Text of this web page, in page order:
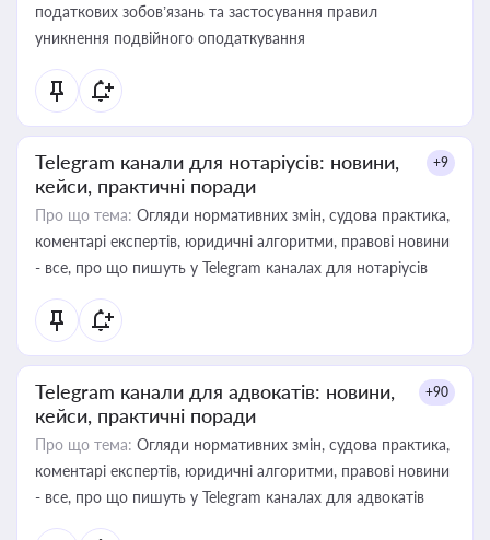
податкових зобов’язань та застосування правил
уникнення подвійного оподаткування
Telegram канали для нотаріусів: новини,
кейси, практичні поради
+9
Про що тема: Огляди нормативних змін, судова практика,
коментарі експертів, юридичні алгоритми, правові новини
- все, про що пишуть у Telegram каналах для нотаріусів
Telegram канали для адвокатів: новини,
кейси, практичні поради
+90
Про що тема: Огляди нормативних змін, судова практика,
коментарі експертів, юридичні алгоритми, правові новини
- все, про що пишуть у Telegram каналах для адвокатів